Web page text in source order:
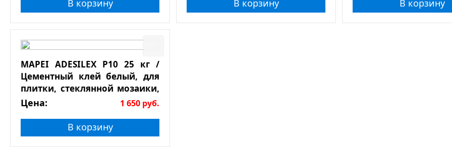
В корзину В корзину В корзину
MAPEI ADESILEX P10 25 кг /
Цементный клей белый, для
плитки, стеклянной мозаики,
натурального камня
Цена: 1 650 руб.
В корзину